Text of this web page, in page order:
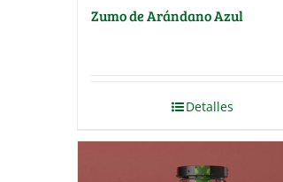
Zumo de Arándano Azul
Detalles